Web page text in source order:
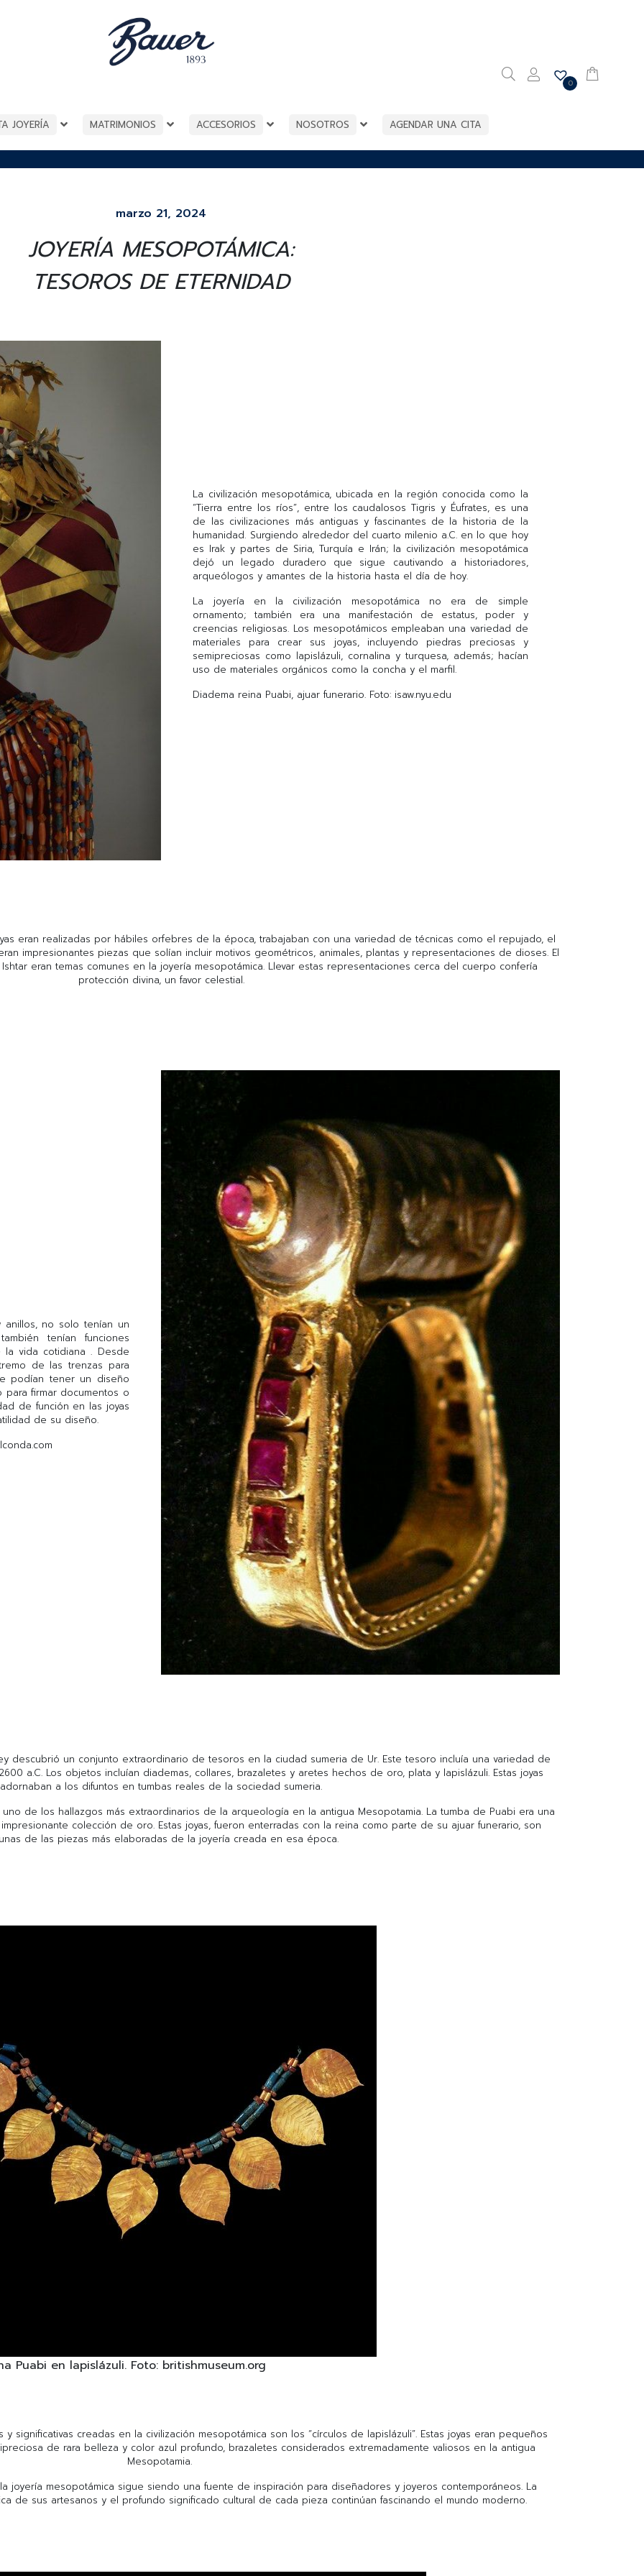
0
JOYERÍA MATRIMONIOS ACCESORIOS NOSOTROS AGENDAR UNA CITA
marzo 21, 2024
JOYERÍA MESOPOTÁMICA:
TESOROS DE ETERNIDAD
La civilización mesopotámica, ubicada en la región conocida como la
“Tierra entre los ríos”, entre los caudalosos Tigris y Éufrates, es una
de las civilizaciones más antiguas y fascinantes de la historia de la
humanidad. Surgiendo alrededor del cuarto milenio a.C. en lo que hoy
es Irak y partes de Siria, Turquía e Irán; la civilización mesopotámica
dejó un legado duradero que sigue cautivando a historiadores,
arqueólogos y amantes de la historia hasta el día de hoy.
La joyería en la civilización mesopotámica no era de simple
ornamento; también era una manifestación de estatus, poder y
creencias religiosas. Los mesopotámicos empleaban una variedad de
materiales para crear sus joyas, incluyendo piedras preciosas y
semipreciosas como lapislázuli, cornalina y turquesa, además; hacían
uso de materiales orgánicos como la concha y el marfil.
Diadema reina Puabi, ajuar funerario. Foto: isaw.nyu.edu
eran realizadas por hábiles orfebres de la época, trabajaban con una variedad de técnicas como el repujado, el
impresionantes piezas que solían incluir motivos geométricos, animales, plantas y representaciones de dioses. El
eran temas comunes en la joyería mesopotámica. Llevar estas representaciones cerca del cuerpo confería
protección divina, un favor celestial.
no solo tenían un
tenían funciones
vida cotidiana . Desde
de las trenzas para
podían tener un diseño
firmar documentos o
de función en las joyas
de su diseño.
descubrió un conjunto extraordinario de tesoros en la ciudad sumeria de Ur. Este tesoro incluía una variedad de
a.C. Los objetos incluían diademas, collares, brazaletes y aretes hechos de oro, plata y lapislázuli. Estas joyas
adornaban a los difuntos en tumbas reales de la sociedad sumeria.
de los hallazgos más extraordinarios de la arqueología en la antigua Mesopotamia. La tumba de Puabi era una
colección de oro. Estas joyas, fueron enterradas con la reina como parte de su ajuar funerario, son
de las piezas más elaboradas de la joyería creada en esa época.
Puabi en lapislázuli. Foto: britishmuseum.org
significativas creadas en la civilización mesopotámica son los “círculos de lapislázuli”. Estas joyas eran pequeños
de rara belleza y color azul profundo, brazaletes considerados extremadamente valiosos en la antigua
Mesopotamia.
mesopotámica sigue siendo una fuente de inspiración para diseñadores y joyeros contemporáneos. La
de sus artesanos y el profundo significado cultural de cada pieza continúan fascinando el mundo moderno.